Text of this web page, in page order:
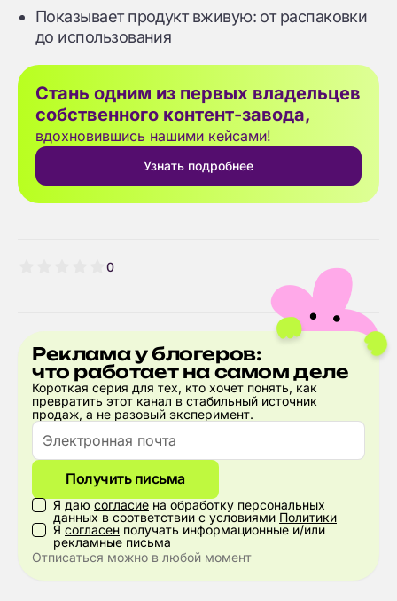
Показывает продукт вживую: от распаковки
до использования
Стань одним из первых владельцев
собственного контент-завода,
вдохновившись нашими кейсами!
Узнать подробнее
0
Реклама у блогеров:
что работает на самом деле
Короткая серия для тех, кто хочет понять, как
превратить этот канал в стабильный источник
продаж, а не разовый эксперимент.
Получить письма
Я даю согласие на обработку персональных
данных в соответствии с условиями Политики
Я согласен получать информационные и/или
рекламные письма
Отписаться можно в любой момент